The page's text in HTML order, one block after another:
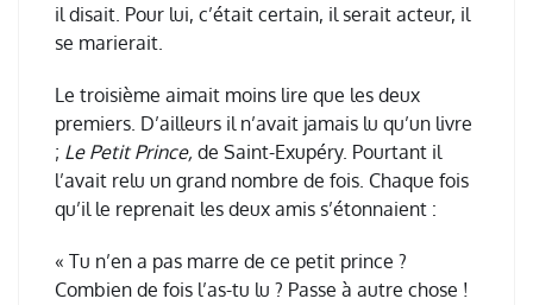
il disait. Pour lui, c’était certain, il serait acteur, il
se marierait.
Le troisième aimait moins lire que les deux
premiers. D’ailleurs il n’avait jamais lu qu’un livre
; Le Petit Prince, de Saint-Exupéry. Pourtant il
l’avait relu un grand nombre de fois. Chaque fois
qu’il le reprenait les deux amis s’étonnaient :
« Tu n’en a pas marre de ce petit prince ?
Combien de fois l’as-tu lu ? Passe à autre chose !